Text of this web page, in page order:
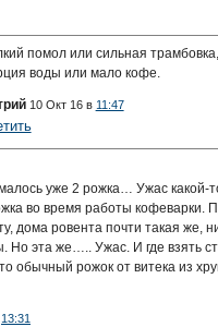
помол или сильная
воды или мало кофе.
10 Окт 16 в 11:47
уже 2 рожка… Ужас какой-
во время работы кофеварки.
дома ровента почти такая же,
Но эта же….. Ужас. И где взять
обычный рожок от витека из
13:31